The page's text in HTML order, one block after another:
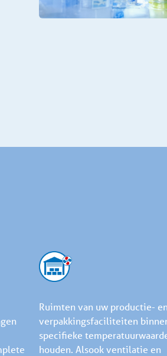
Ruimten van uw productie- en
verpakkingsfaciliteiten
specifieke
houden. Alsook ventilatie en